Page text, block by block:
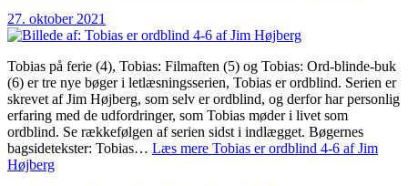
27. oktober 2021
Tobias på ferie (4), Tobias: Filmaften (5) og Tobias: Ord-blinde-buk
(6) er tre nye bøger i letlæsningsserien, Tobias er ordblind. Serien er
skrevet af Jim Højberg, som selv er ordblind, og derfor har personlig
erfaring med de udfordringer, som Tobias møder i livet som
ordblind. Se rækkefølgen af serien sidst i indlægget. Bøgernes
bagsidetekster: Tobias… Læs mere Tobias er ordblind 4-6 af Jim
Højberg